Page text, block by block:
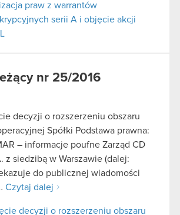
praw z warrantów
serii A i objęcie akcji
nr 25/2016
decyzji o rozszerzeniu obszaru
Spółki Podstawa prawna:
– informacje poufne Zarząd CD
z siedzibą w Warszawie (dalej:
do publicznej wiadomości
Czytaj dalej
decyzji o rozszerzeniu obszaru